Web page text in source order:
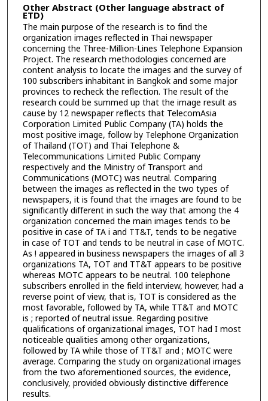
Other Abstract (Other language abstract of
ETD)
The main purpose of the research is to find the
organization images reflected in Thai newspaper
concerning the Three-Million-Lines Telephone Expansion
Project. The research methodologies concerned are
content analysis to locate the images and the survey of
100 subscribers inhabitant in Bangkok and some major
provinces to recheck the reflection. The result of the
research could be summed up that the image result as
cause by 12 newspaper reflects that TelecomAsia
Corporation Limited Public Company (TA) holds the
most positive image, follow by Telephone Organization
of Thailand (TOT) and Thai Telephone &
Telecommunications Limited Public Company
respectively and the Ministry of Transport and
Communications (MOTC) was neutral. Comparing
between the images as reflected in the two types of
newspapers, it is found that the images are found to be
significantly different in such the way that among the 4
organization concerned the main images tends to be
positive in case of TA i and TT&T, tends to be negative
in case of TOT and tends to be neutral in case of MOTC.
As ! appeared in business newspapers the images of all 3
organizations TA, TOT and TT&T appears to be positive
whereas MOTC appears to be neutral. 100 telephone
subscribers enrolled in the field interview, however, had a
reverse point of view, that is, TOT is considered as the
most favorable, followed by TA, while TT&T and MOTC
is ; reported of neutral issue. Regarding positive
qualifications of organizational images, TOT had I most
noticeable qualities among other organizations,
followed by TA while those of TT&T and ; MOTC were
average. Comparing the study on organizational images
from the two aforementioned sources, the evidence,
conclusively, provided obviously distinctive difference
results.